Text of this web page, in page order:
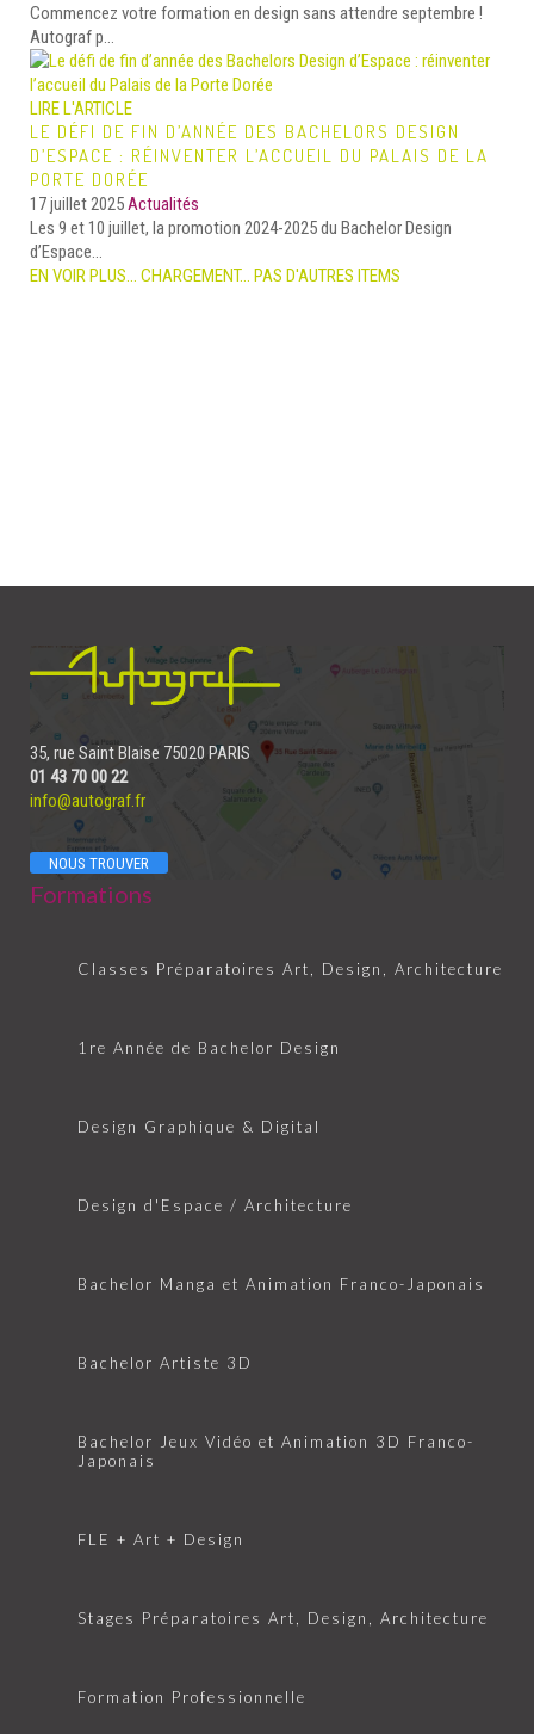
Commencez votre formation en design sans attendre septembre !
Autograf p...
LIRE L'ARTICLE
LE DÉFI DE FIN D’ANNÉE DES BACHELORS DESIGN
D’ESPACE : RÉINVENTER L’ACCUEIL DU PALAIS DE LA
PORTE DORÉE
17 juillet 2025Actualités
Les 9 et 10 juillet, la promotion 2024-2025 du Bachelor Design
d’Espace...
EN VOIR PLUS… CHARGEMENT... PAS D'AUTRES ITEMS
35, rue Saint Blaise 75020 PARIS
01 43 70 00 22
info@autograf.fr
NOUS TROUVER
Formations
Classes Préparatoires Art, Design, Architecture
1re Année de Bachelor Design
Design Graphique & Digital
Design d'Espace / Architecture
Bachelor Manga et Animation Franco-Japonais
Bachelor Artiste 3D
Bachelor Jeux Vidéo et Animation 3D Franco-
Japonais
FLE + Art + Design
Stages Préparatoires Art, Design, Architecture
Formation Professionnelle